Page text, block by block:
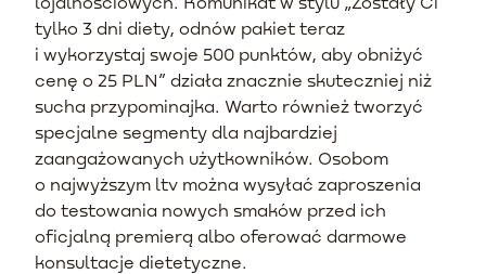
tylko 3 dni diety, odnów pakiet teraz
i wykorzystaj swoje 500 punktów, aby obniżyć
cenę o 25 PLN” działa znacznie skuteczniej niż
sucha przypominajka. Warto również tworzyć
specjalne segmenty dla najbardziej
zaangażowanych użytkowników. Osobom
o najwyższym ltv można wysyłać zaproszenia
do testowania nowych smaków przed ich
oficjalną premierą albo oferować darmowe
konsultacje dietetyczne.